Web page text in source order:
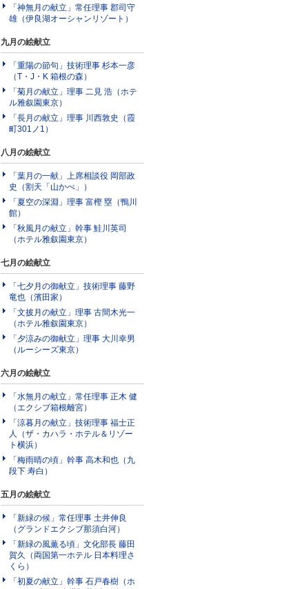
「神無月の献立」常任理事 郡司守
雄（伊良湖オーシャンリゾート）
九月の絵献立
「重陽の節句」技術理事 杉本一彦
（T・J・K 箱根の森）
「菊月の献立」理事 二見 浩（ホテ
ル雅叙園東京）
「長月の献立」理事 川西敦史（霞
町301ノ1）
八月の絵献立
「葉月の一献」上席相談役 岡部政
史（割天「山かべ」）
「夏空の深淵」理事 富樫 塁（鴨川
館）
「秋風月の献立」幹事 鮭川英司
（ホテル雅叙園東京）
七月の絵献立
「七夕月の御献立」技術理事 藤野
竜也（濱田家）
「文披月の献立」理事 古間木光一
（ホテル雅叙園東京）
「夕涼みの御献立」理事 大川幸男
（ルーシーズ東京）
六月の絵献立
「水無月の献立」常任理事 正木 健
（エクシブ箱根離宮）
「涼暮月の献立」技術理事 福士正
人（ザ・カハラ・ホテル＆リゾー
ト横浜）
「梅雨晴の頃」幹事 高木和也（九
段下 寿白）
五月の絵献立
「新緑の候」常任理事 土井伸良
（グランドエクシブ那須白河）
「新緑の風薫る頃」文化部長 藤田
賀久（両国第一ホテル 日本料理さ
くら）
「初夏の献立」幹事 石戸春樹（ホ